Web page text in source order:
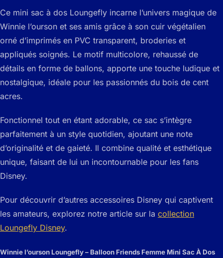
Ce mini sac à dos Loungefly incarne l’univers magique de
Winnie l’ourson et ses amis grâce à son cuir végétalien
orné d’imprimés en PVC transparent, broderies et
appliqués soignés. Le motif multicolore, rehaussé de
détails en forme de ballons, apporte une touche ludique et
nostalgique, idéale pour les passionnés du bois de cent
acres.
Fonctionnel tout en étant adorable, ce sac s’intègre
parfaitement à un style quotidien, ajoutant une note
d’originalité et de gaieté. Il combine qualité et esthétique
unique, faisant de lui un incontournable pour les fans
Disney.
Pour découvrir d’autres accessoires Disney qui captivent
les amateurs, explorez notre article sur la collection
Loungefly Disney.
Winnie l’ourson Loungefly – Balloon Friends Femme Mini Sac À Dos